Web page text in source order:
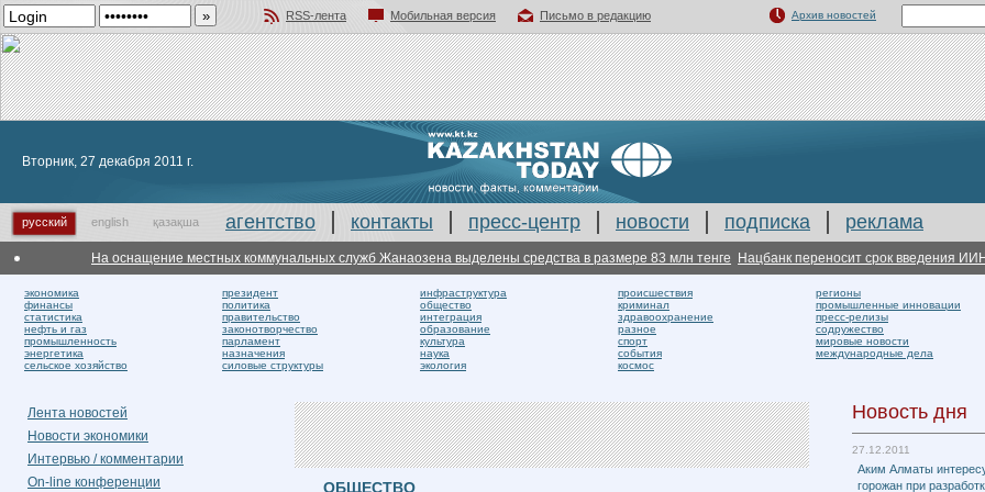
RSS-лента Мобильная версия
Письмо в редакцию
Архив новостей
Вторник, 27 декабря 2011 г.
русский english қазақша агентство контакты пресс-центр новости подписка реклама
На оснащение местных коммунальных служб Жанаозена выделены средства в размере 83 млн тенге Нацбанк переносит срок введения ИИНов
экономика
финансы
статистика
нефть и газ
промышленность
энергетика
сельское хозяйство
президент
политика
правительство
законотворчество
парламент
назначения
силовые структуры
инфраструктура
общество
интеграция
образование
культура
наука
экология
происшествия
криминал
здравоохранение
разное
спорт
события
космос
регионы
промышленные инновации
пресс-релизы
содружество
мировые новости
международные дела
Лента новостей
Новости экономики
Интервью / комментарии
On-line конференции
ОБЩЕСТВО
Новость дня
27.12.2011
Аким Алматы
горожан при